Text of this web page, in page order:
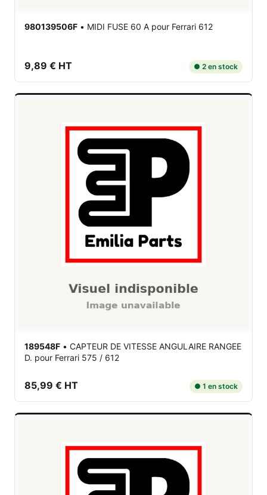
980139506F • MIDI FUSE 60 A pour Ferrari 612
9,89 € HT ● 2 en stock
189548F • CAPTEUR DE VITESSE ANGULAIRE RANGEE
D. pour Ferrari 575 / 612
85,99 € HT ● 1 en stock